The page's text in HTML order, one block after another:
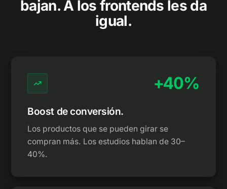
bajan. A los frontends les da
igual.
+40%
Boost de conversión.
Los productos que se pueden girar se
compran más. Los estudios hablan de 30–
40%.